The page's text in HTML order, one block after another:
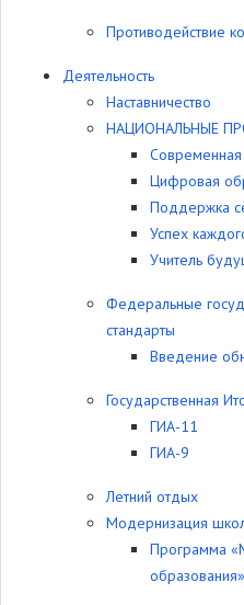
Противодействие
Деятельность
Наставничество
НАЦИОНАЛЬНЫЕ
Цифровая
Поддержка
Успех
Учитель
Федеральные
стандарты
Введение
Государственная
ГИА-11
ГИА-9
Летний отдых
Модернизация
Программа
образования»